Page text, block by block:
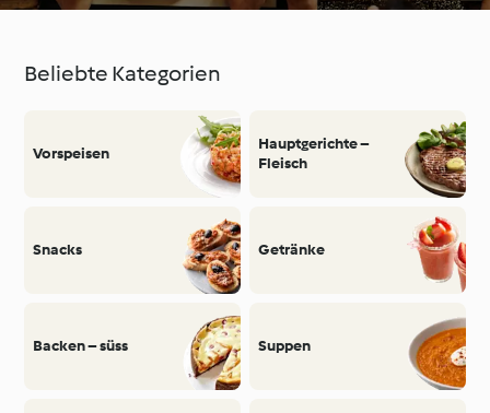
Beliebte Kategorien
Vorspeisen
Hauptgerichte –
Fleisch
Snacks Getränke
Backen – süss Suppen